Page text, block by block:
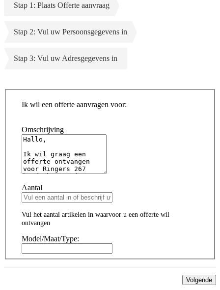
Stap 1: Plaats Offerte aanvraag
Stap 2: Vul uw Persoonsgegevens in
Stap 3: Vul uw Adresgegevens in
Ik wil een offerte aanvragen voor:
Omschrijving
Aantal
Vul het aantal artikelen in waarvoor u een offerte wil
ontvangen
Model/Maat/Type:
Volgende